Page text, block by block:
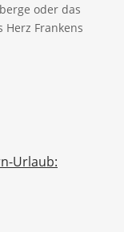
oder das
Frankens
Urlaub: